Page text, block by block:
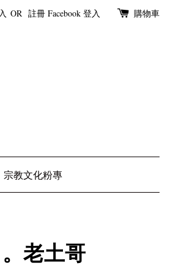
OR 註冊 Facebook 登入 購物車
宗教文化粉專
老土哥